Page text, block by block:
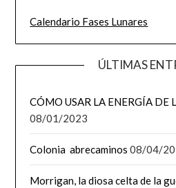
Calendario Fases Lunares
ÚLTIMAS
CÓMO USAR LA ENERGÍA DE
08/01/2023
Colonia abrecaminos 08/04/
Morrigan, la diosa celta de la